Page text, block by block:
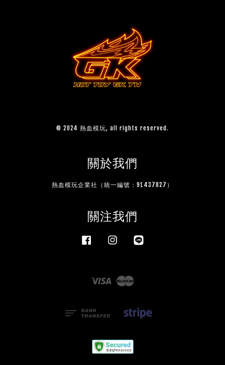
© 2024 熱血模玩, all rights reserved.
關於我們
熱血模玩企業社（統一編號：91437827）
關注我們
Facebook Instagram
Visa